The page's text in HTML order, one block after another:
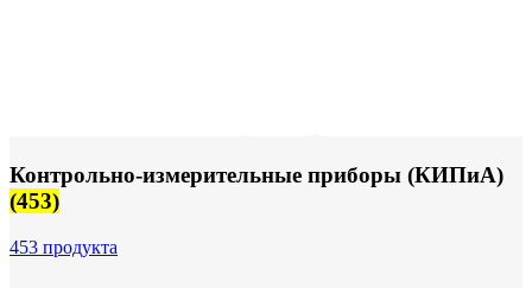
Контрольно-измерительные приборы (КИПиА)
(453)
453 продукта